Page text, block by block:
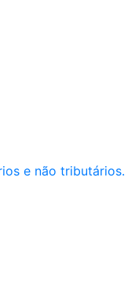
e não tributários.